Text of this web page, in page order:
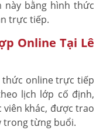
này bằng hình thức
trực tiếp.
Online Tại Lê
online trực tiếp
lịch lớp cố định,
viên khác, được trao
trong từng buổi.